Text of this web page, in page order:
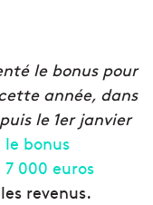
le bonus pour
année, dans
le 1er janvier
le bonus
000 euros
revenus.